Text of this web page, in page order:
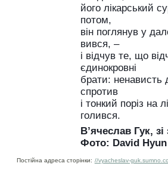
його лікарський
потом,
він поглянув у
вився, –
і відчув те, що
єдинокровні
брати: ненависть
спротив
і тонкий поріз на
голився.
В’ячеслав Гук,
Фото: David Hyun
Постійна адреса сторінки: //vyacheslav-